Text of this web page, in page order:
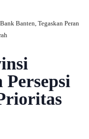
Banten, Tegaskan Peran
Persepsi